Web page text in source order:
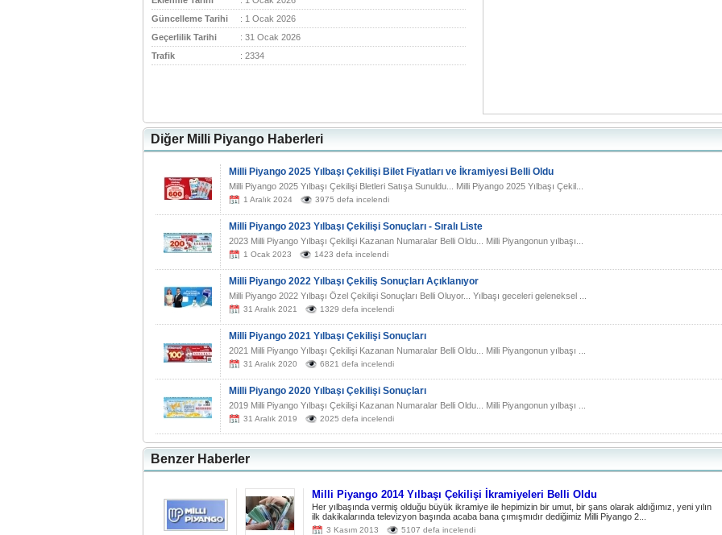
Güncelleme Tarihi
: 1 Ocak 2026
Geçerlilik Tarihi
: 31 Ocak 2026
Trafik
: 2334
Diğer Milli Piyango Haberleri
Milli Piyango 2025 Yılbaşı Çekilişi Bilet Fiyatları ve İkramiyesi Belli Oldu
Milli Piyango 2025 Yılbaşı Çekilişi Bletleri Satışa Sunuldu... Milli Piyango 2025 Yılbaşı Çekil...
1 Aralık 2024 3975 defa incelendi
Milli Piyango 2023 Yılbaşı Çekilişi Sonuçları - Sıralı Liste
2023 Milli Piyango Yılbaşı Çekilişi Kazanan Numaralar Belli Oldu... Milli Piyangonun yılbaşı...
1 Ocak 2023 1423 defa incelendi
Milli Piyango 2022 Yılbaşı Çekiliş Sonuçları Açıklanıyor
Milli Piyango 2022 Yılbaşı Özel Çekilişi Sonuçları Belli Oluyor... Yılbaşı geceleri geleneksel ...
31 Aralık 2021 1329 defa incelendi
Milli Piyango 2021 Yılbaşı Çekilişi Sonuçları
2021 Milli Piyango Yılbaşı Çekilişi Kazanan Numaralar Belli Oldu... Milli Piyangonun yılbaşı ...
31 Aralık 2020 6821 defa incelendi
Milli Piyango 2020 Yılbaşı Çekilişi Sonuçları
2019 Milli Piyango Yılbaşı Çekilişi Kazanan Numaralar Belli Oldu... Milli Piyangonun yılbaşı ...
31 Aralık 2019 2025 defa incelendi
Benzer Haberler
Milli Piyango 2014 Yılbaşı Çekilişi İkramiyeleri Belli Oldu
Her yılbaşında vermiş olduğu büyük ikramiye ile hepimizin bir umut, bir şans olarak aldığımız, yeni yılın
ilk dakikalarında televizyon başında acaba bana çımışmıdır dediğimiz Milli Piyango 2...
3 Kasım 2013 5107 defa incelendi